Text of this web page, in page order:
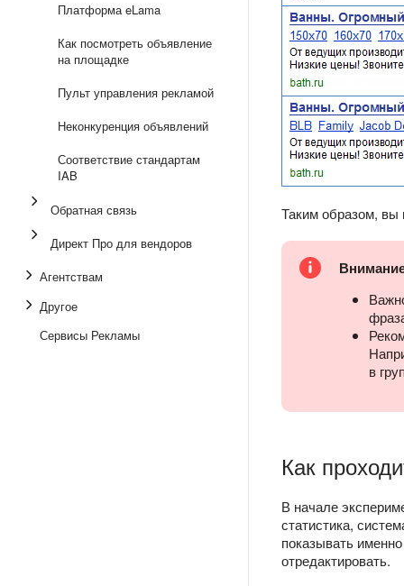
Платформа eLama
Как посмотреть объявление
на площадке
Пульт управления рекламой
Неконкуренция объявлений
Соответствие стандартам
IAB
Обратная связь
Директ Про для вендоров
Агентствам
Другое
Сервисы Рекламы
Таким образом, вы
в
Как
В начале
статистика,
показывать
отредактировать.